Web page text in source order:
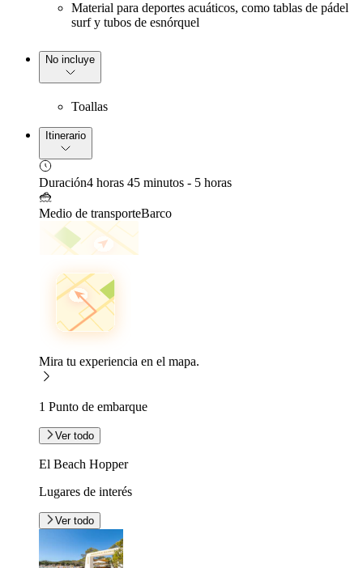
Material para deportes acuáticos, como tablas de pádel
surf y tubos de esnórquel
No incluye
Toallas
Itinerario
Duración4 horas 45 minutos - 5 horas
Medio de transporteBarco
Mira tu experiencia en el mapa.
1 Punto de embarque
Ver todo
El Beach Hopper
Lugares de interés
Ver todo